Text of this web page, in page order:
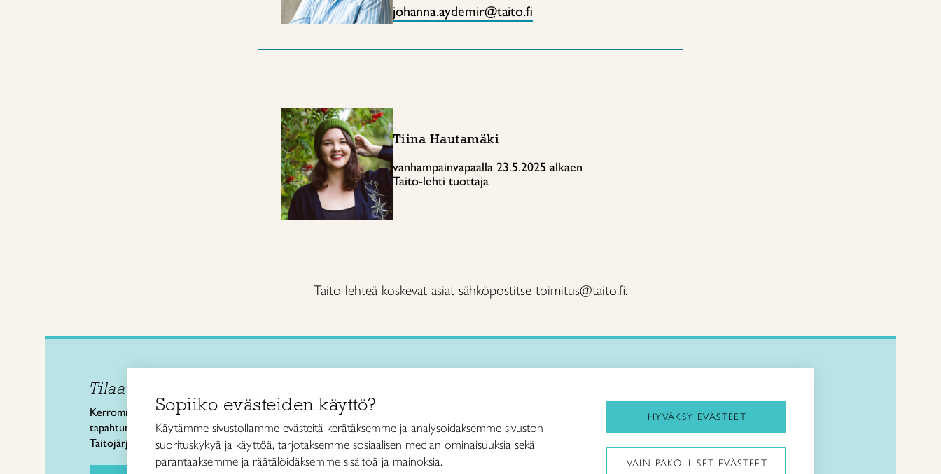
johanna.aydemir@taito.fi
Tiina Hautamäki
vanhampainvapaalla 23.5.2025 alkaen
Taito-lehti tuottaja
Taito-lehteä koskevat asiat sähköpostitse toimitus@taito.fi.
Tilaa uutiskirje
Kerromme käsityön valtakunnallisista
tapahtumista ja uutisista sekä
Taitojärjestön toiminnasta.
Käsi- ja taideteollisuusliitto Taito ry
Kalevankatu 61
00180 Helsinki
puh. 040 7525 160
Käsityöohjeet
Me olemme Taito
Kirjaudu Taitocampukseen
Taitoliitto:
Sopiiko evästeiden käyttö?
Käytämme sivustollamme evästeitä kerätäksemme ja analysoidaksemme sivuston
suorituskykyä ja käyttöä, tarjotaksemme sosiaalisen median ominaisuuksia sekä
parantaaksemme ja räätälöidäksemme sisältöä ja mainoksia.
HYVÄKSY EVÄSTEET
VAIN PAKOLLISET EVÄSTEET